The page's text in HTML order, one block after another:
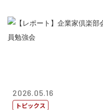
2026.05.16
トピックス